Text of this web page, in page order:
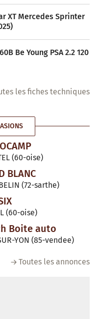
XT Mercedes Sprinter
Be Young PSA 2.2 120
les fiches techniques
(60-oise)
BLANC
(72-sarthe)
(60-oise)
Boite auto
YON (85-vendee)
Toutes les annonces